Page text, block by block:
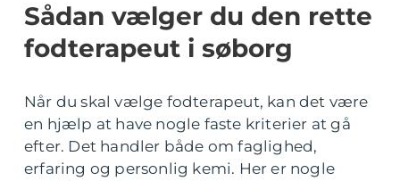
Sådan vælger du den rette
fodterapeut i søborg
Når du skal vælge fodterapeut, kan det være
en hjælp at have nogle faste kriterier at gå
efter. Det handler både om faglighed,
erfaring og personlig kemi. Her er nogle